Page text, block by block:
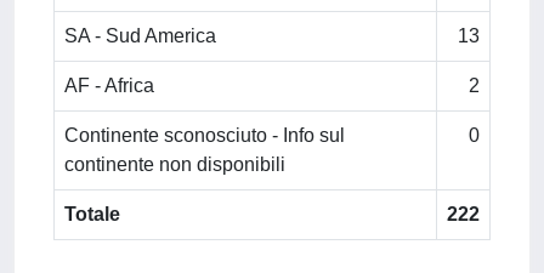
SA - Sud America 13
AF - Africa 2
Continente sconosciuto - Info sul
continente non disponibili
0
Totale 222